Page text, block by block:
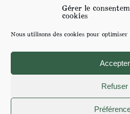
Gérer le
cookies
Nous utilisons des cookies pour
Accepter
Refuser
CUISINER AVEC
NOS
ENVOYER VOS
MENTIONS LÉGALES ET
POUR VOTRE SANTÉ MANGEZ AU MOINS 5